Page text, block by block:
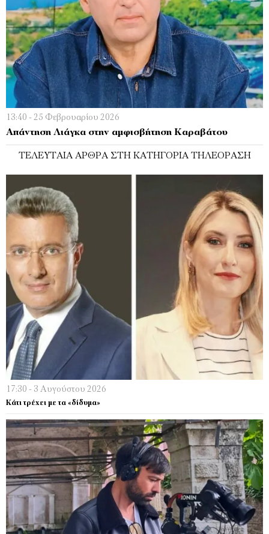
13:40 - 25 Φεβρουαρίου 2026
Απάντηση Λιάγκα στην αμφισβήτηση Καραβάτου
ΤΕΛΕΥΤΑΊΑ ΆΡΘΡΑ ΣΤΗ ΚΑΤΗΓΟΡΊΑ ΤΗΛΕΌΡΑΣΗ
17:30 - 3 Αυγούστου 2026
Κάτι τρέχει µε τα «δίδυµα»